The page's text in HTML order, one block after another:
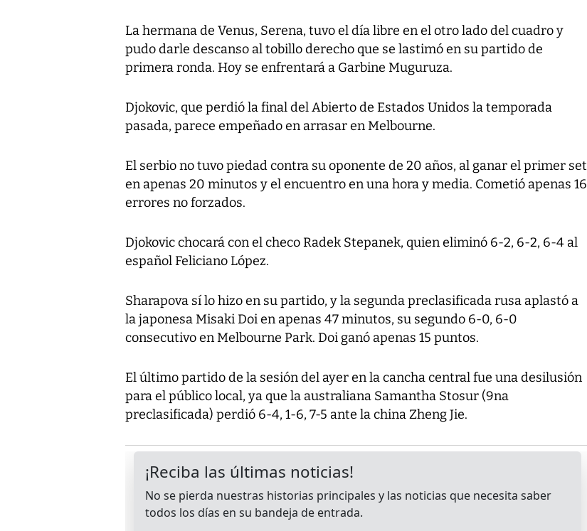
La hermana de Venus, Serena, tuvo el día libre en el otro lado del cuadro y
pudo darle descanso al tobillo derecho que se lastimó en su partido de
primera ronda. Hoy se enfrentará a Garbine Muguruza.
Djokovic, que perdió la final del Abierto de Estados Unidos la temporada
pasada, parece empeñado en arrasar en Melbourne.
El serbio no tuvo piedad contra su oponente de 20 años, al ganar el primer set
en apenas 20 minutos y el encuentro en una hora y media. Cometió apenas 16
errores no forzados.
Djokovic chocará con el checo Radek Stepanek, quien eliminó 6-2, 6-2, 6-4 al
español Feliciano López.
Sharapova sí lo hizo en su partido, y la segunda preclasificada rusa aplastó a
la japonesa Misaki Doi en apenas 47 minutos, su segundo 6-0, 6-0
consecutivo en Melbourne Park. Doi ganó apenas 15 puntos.
El último partido de la sesión del ayer en la cancha central fue una desilusión
para el público local, ya que la australiana Samantha Stosur (9na
preclasificada) perdió 6-4, 1-6, 7-5 ante la china Zheng Jie.